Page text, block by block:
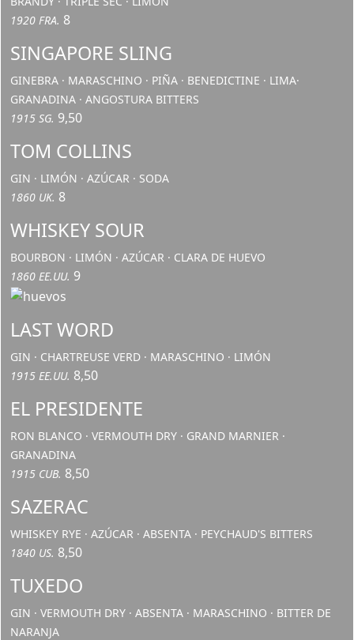
1920 FRA. 8
SINGAPORE SLING
GINEBRA · MARASCHINO · PIÑA · BENEDICTINE · LIMA·
GRANADINA · ANGOSTURA BITTERS
1915 SG. 9,50
TOM COLLINS
GIN · LIMÓN · AZÚCAR · SODA
1860 UK. 8
WHISKEY SOUR
BOURBON · LIMÓN · AZÚCAR · CLARA DE HUEVO
1860 EE.UU. 9
LAST WORD
GIN · CHARTREUSE VERD · MARASCHINO · LIMÓN
1915 EE.UU. 8,50
EL PRESIDENTE
RON BLANCO · VERMOUTH DRY · GRAND MARNIER ·
GRANADINA
1915 CUB. 8,50
SAZERAC
WHISKEY RYE · AZÚCAR · ABSENTA · PEYCHAUD'S BITTERS
1840 US. 8,50
TUXEDO
GIN · VERMOUTH DRY · ABSENTA · MARASCHINO · BITTER DE
NARANJA